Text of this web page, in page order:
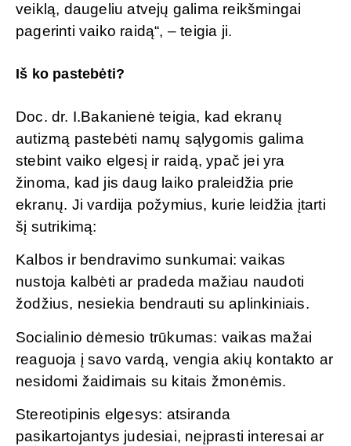
veiklą, daugeliu atvejų galima reikšmingai
pagerinti vaiko raidą“, – teigia ji.
Iš ko pastebėti?
Doc. dr. I.Bakanienė teigia, kad ekranų
autizmą pastebėti namų sąlygomis galima
stebint vaiko elgesį ir raidą, ypač jei yra
žinoma, kad jis daug laiko praleidžia prie
ekranų. Ji vardija požymius, kurie leidžia įtarti
šį sutrikimą:
Kalbos ir bendravimo sunkumai: vaikas
nustoja kalbėti ar pradeda mažiau naudoti
žodžius, nesiekia bendrauti su aplinkiniais.
Socialinio dėmesio trūkumas: vaikas mažai
reaguoja į savo vardą, vengia akių kontakto ar
nesidomi žaidimais su kitais žmonėmis.
Stereotipinis elgesys: atsiranda
pasikartojantys judesiai, neįprasti interesai ar